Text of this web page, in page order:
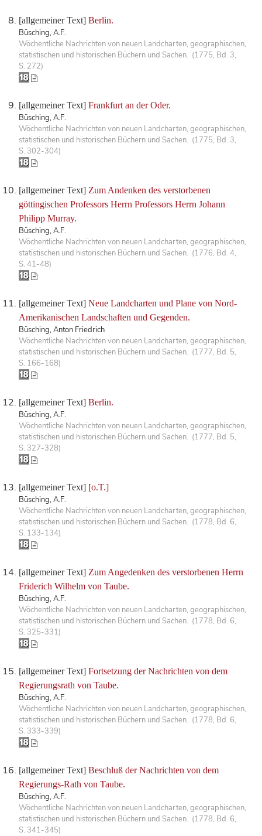
[allgemeiner Text] Berlin.
Büsching, A.F.
Wöchentliche Nachrichten von neuen Landcharten, geographischen,
statistischen und historischen Büchern und Sachen. (1775, Bd. 3,
S. 272)
[allgemeiner Text] Frankfurt an der Oder.
Büsching, A.F.
Wöchentliche Nachrichten von neuen Landcharten, geographischen,
statistischen und historischen Büchern und Sachen. (1775, Bd. 3,
S. 302-304)
[allgemeiner Text] Zum Andenken des verstorbenen
göttingischen Professors Herrn Professors Herrn Johann
Philipp Murray.
Büsching, A.F.
Wöchentliche Nachrichten von neuen Landcharten, geographischen,
statistischen und historischen Büchern und Sachen. (1776, Bd. 4,
S. 41-48)
[allgemeiner Text] Neue Landcharten und Plane von Nord-
Amerikanischen Landschaften und Gegenden.
Büsching, Anton Friedrich
Wöchentliche Nachrichten von neuen Landcharten, geographischen,
statistischen und historischen Büchern und Sachen. (1777, Bd. 5,
S. 166-168)
[allgemeiner Text] Berlin.
Büsching, A.F.
Wöchentliche Nachrichten von neuen Landcharten, geographischen,
statistischen und historischen Büchern und Sachen. (1777, Bd. 5,
S. 327-328)
[allgemeiner Text] [o.T.]
Büsching, A.F.
Wöchentliche Nachrichten von neuen Landcharten, geographischen,
statistischen und historischen Büchern und Sachen. (1778, Bd. 6,
S. 133-134)
[allgemeiner Text] Zum Angedenken des verstorbenen Herrn
Friderich Wilhelm von Taube.
Büsching, A.F.
Wöchentliche Nachrichten von neuen Landcharten, geographischen,
statistischen und historischen Büchern und Sachen. (1778, Bd. 6,
S. 325-331)
[allgemeiner Text] Fortsetzung der Nachrichten von dem
Regierungsrath von Taube.
Büsching, A.F.
Wöchentliche Nachrichten von neuen Landcharten, geographischen,
statistischen und historischen Büchern und Sachen. (1778, Bd. 6,
S. 333-339)
[allgemeiner Text] Beschluß der Nachrichten von dem
Regierungs-Rath von Taube.
Büsching, A.F.
Wöchentliche Nachrichten von neuen Landcharten, geographischen,
statistischen und historischen Büchern und Sachen. (1778, Bd. 6,
S. 341-345)